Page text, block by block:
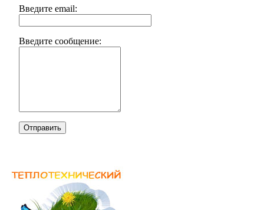
Введите email:
Введите сообщение:
Отправить